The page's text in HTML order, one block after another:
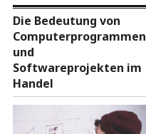
Die Bedeutung von
Computerprogrammen
und
Softwareprojekten im
Handel